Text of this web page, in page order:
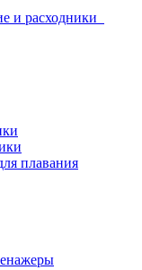
и расходники
плавания